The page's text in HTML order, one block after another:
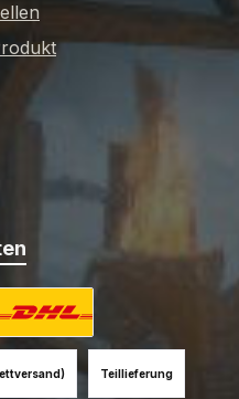
Teillieferung
Bild 1 Bild 2